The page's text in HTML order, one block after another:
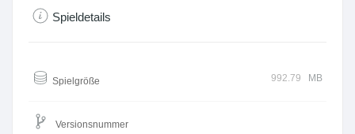
Spieldetails
Spielgröße 992.79 MB
Versionsnummer